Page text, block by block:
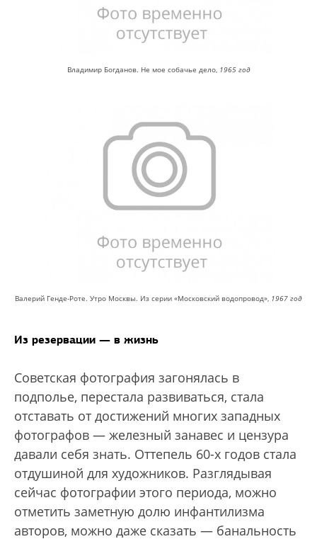
Владимир Богданов. Не мое собачье дело, 1965 год
Валерий Генде-Роте. Утро Москвы. Из серии «Московский водопровод», 1967 год
Из резервации — в жизнь
Cоветская фотография загонялась в
подполье, перестала развиваться, стала
отставать от достижений многих западных
фотографов — железный занавес и цензура
давали себя знать. Оттепель 60-х годов стала
отдушиной для художников. Разглядывая
сейчас фотографии этого периода, можно
отметить заметную долю инфантилизма
авторов, можно даже сказать — банальность